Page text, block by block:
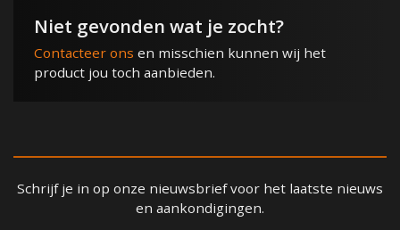
Niet gevonden wat je zocht?
Contacteer ons en misschien kunnen wij het
product jou toch aanbieden.
Schrijf je in op onze nieuwsbrief voor het laatste nieuws
en aankondigingen.